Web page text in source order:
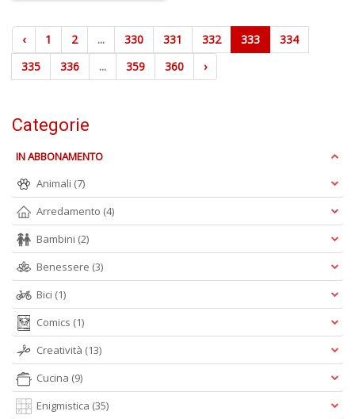
‹ 1 2 ... 330 331 332 333
334
335
336 ... 359 360 ›
Categorie
IN ABBONAMENTO
Animali (7)
Arredamento (4)
Bambini (2)
Benessere (3)
Bici (1)
Comics (1)
Creatività (13)
Cucina (9)
Enigmistica (35)